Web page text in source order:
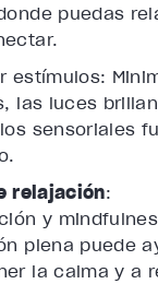
puedas
estímulos:
las luces
sensoriales
relajación:
y
plena puede
la calma y a